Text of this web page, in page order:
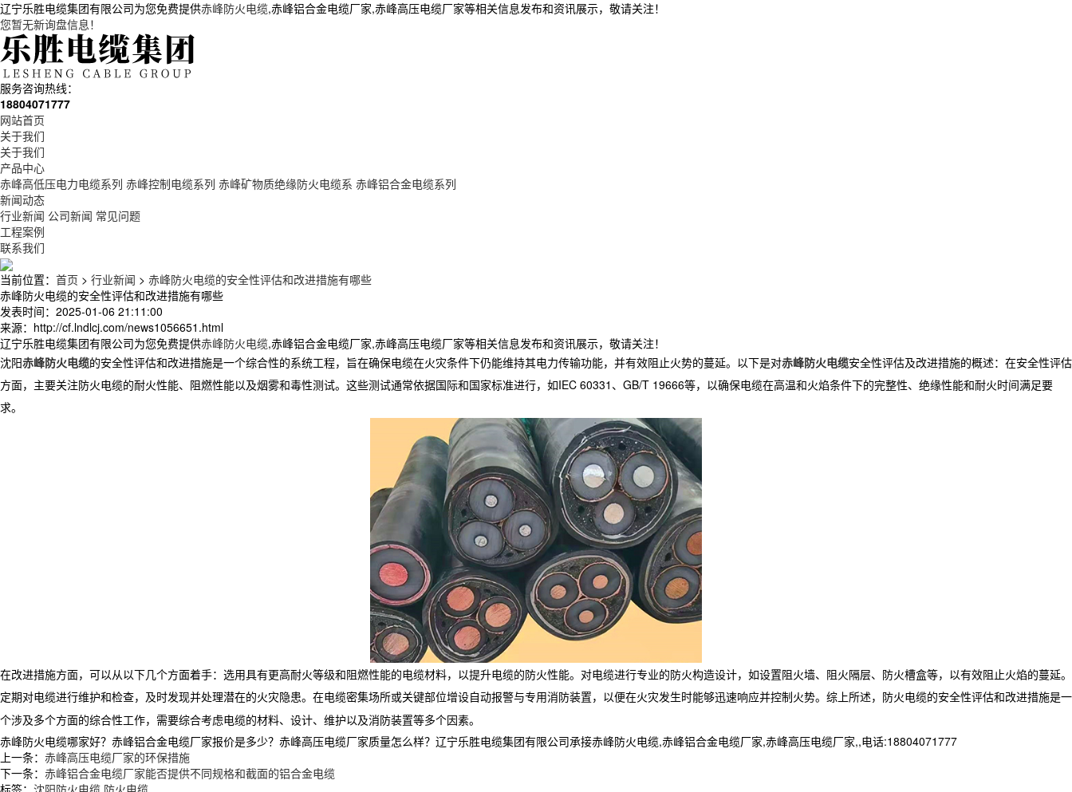
辽宁乐胜电缆集团有限公司为您免费提供赤峰防火电缆,赤峰铝合金电缆厂家,赤峰高压电缆厂家等相关信息发布和资讯展示，敬请关注！
您暂无新询盘信息！
服务咨询热线：
18804071777
网站首页
关于我们
关于我们
产品中心
赤峰高低压电力电缆系列 赤峰控制电缆系列 赤峰矿物质绝缘防火电缆系 赤峰铝合金电缆系列
新闻动态
行业新闻 公司新闻 常见问题
工程案例
联系我们
当前位置： 首页 > 行业新闻 > 赤峰防火电缆的安全性评估和改进措施有哪些
赤峰防火电缆的安全性评估和改进措施有哪些
发表时间：2025-01-06 21:11:00
来源：http://cf.lndlcj.com/news1056651.html
辽宁乐胜电缆集团有限公司为您免费提供赤峰防火电缆,赤峰铝合金电缆厂家,赤峰高压电缆厂家等相关信息发布和资讯展示，敬请关注！
沈阳赤峰防火电缆的安全性评估和改进措施是一个综合性的系统工程，旨在确保电缆在火灾条件下仍能维持其电力传输功能，并有效阻止火势的蔓延。以下是对赤峰防火电缆安全性评估及改进措施的概述：在安全性评估
方面，主要关注防火电缆的耐火性能、阻燃性能以及烟雾和毒性测试。这些测试通常依据国际和国家标准进行，如IEC 60331、GB/T 19666等，以确保电缆在高温和火焰条件下的完整性、绝缘性能和耐火时间满足要
求。
在改进措施方面，可以从以下几个方面着手：选用具有更高耐火等级和阻燃性能的电缆材料，以提升电缆的防火性能。对电缆进行专业的防火构造设计，如设置阻火墙、阻火隔层、防火槽盒等，以有效阻止火焰的蔓延。
定期对电缆进行维护和检查，及时发现并处理潜在的火灾隐患。在电缆密集场所或关键部位增设自动报警与专用消防装置，以便在火灾发生时能够迅速响应并控制火势。综上所述， 防火电缆的安全性评估和改进措施是一
个涉及多个方面的综合性工作，需要综合考虑电缆的材料、设计、维护以及消防装置等多个因素。
赤峰防火电缆哪家好？赤峰铝合金电缆厂家报价是多少？赤峰高压电缆厂家质量怎么样？辽宁乐胜电缆集团有限公司承接赤峰防火电缆,赤峰铝合金电缆厂家,赤峰高压电缆厂家,,电话:18804071777
上一条： 赤峰高压电缆厂家的环保措施
下一条： 赤峰铝合金电缆厂家能否提供不同规格和截面的铝合金电缆